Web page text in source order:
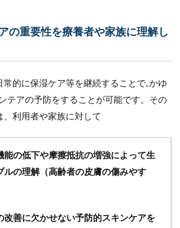
の重要性を療養者や家族に理解し
常的に保湿ケア等を継続することで, かゆ
テアの予防をすることが可能です。その
利用者や家族に対して
能の低下や摩擦抵抗の増強によって生
ルの理解（高齢者の皮膚の傷みやす
改善に欠かせない予防的スキンケアを